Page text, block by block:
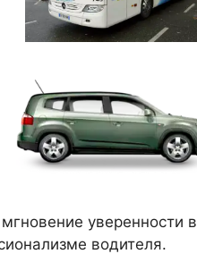
уверенности в
водителя.